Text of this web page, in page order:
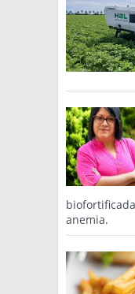
anemia.